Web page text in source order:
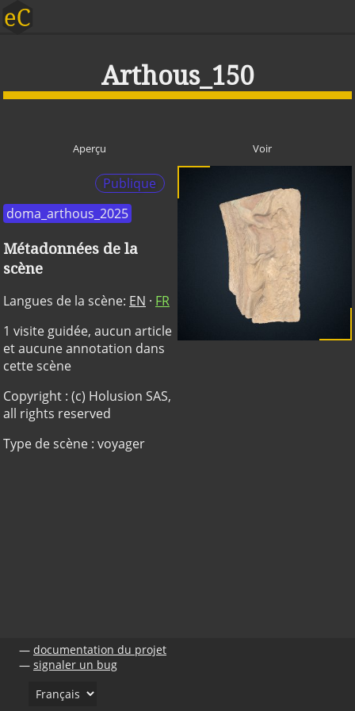
Arthous_150
Aperçu Voir
Publique
doma_arthous_2025
Métadonnées de la
scène
Langues de la scène: EN · FR
1 visite guidée, aucun article
et aucune annotation dans
cette scène
Copyright : (c) Holusion SAS,
all rights reserved
Type de scène : voyager
documentation du projet
signaler un bug